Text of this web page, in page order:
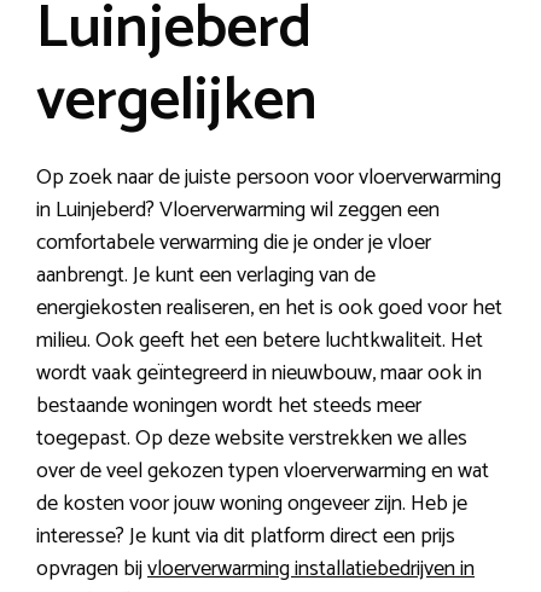
Luinjeberd
vergelijken
Op zoek naar de juiste persoon voor vloerverwarming
in Luinjeberd? Vloerverwarming wil zeggen een
comfortabele verwarming die je onder je vloer
aanbrengt. Je kunt een verlaging van de
energiekosten realiseren, en het is ook goed voor het
milieu. Ook geeft het een betere luchtkwaliteit. Het
wordt vaak geïntegreerd in nieuwbouw, maar ook in
bestaande woningen wordt het steeds meer
toegepast. Op deze website verstrekken we alles
over de veel gekozen typen vloerverwarming en wat
de kosten voor jouw woning ongeveer zijn. Heb je
interesse? Je kunt via dit platform direct een prijs
opvragen bijvloerverwarming installatiebedrijven in